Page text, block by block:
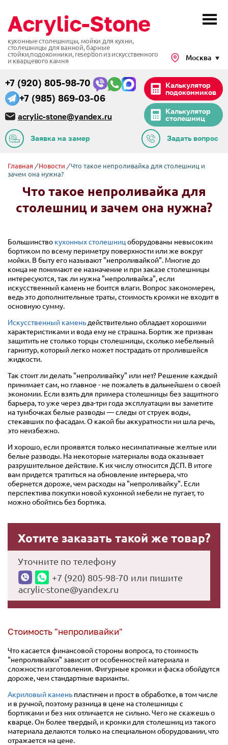
кухонные столешницы, мойки для кухни,
столешницы для ванной, барные
стойки,подоконники, reseption из искусственного
и кварцевого камня
+7 (985) 869-03-06
+7 (920) 805-98-70
acrylic-stone@yandex.ru
Калькулятор
столешниц
Калькулятор
подоконников
Москва
Задать вопрос
Заявка на замер
Главная / Новости / Что такое непроливайка для столешниц и
зачем она нужна?
Что такое непроливайка для
столешниц и зачем она нужна?
Большинство кухонных столешниц оборудованы невысоким
бортиком по всему периметру поверхности или же вокруг
мойки. В быту его называют "непроливайкой". Многие до
конца не понимают ее назначение и при заказе столешницы
интересуются, так ли нужна "непроливайка", если
искусственный камень не боится влаги. Вопрос закономерен,
ведь это дополнительные траты, стоимость кромки не входит в
основную сумму.
Искусственный камень действительно обладает хорошими
характеристиками и вода ему не страшна. Бортик же призван
защитить не столько торцы столешницы, сколько мебельный
гарнитур, который легко может пострадать от пролившейся
жидкости.
Так стоит ли делать "непроливайку" или нет? Решение каждый
принимает сам, но главное - не пожалеть в дальнейшем о своей
экономии. Если взять для примера столешницы без защитного
барьера, то уже через два-три года эксплуатации вы заметите
на тумбочках белые разводы — следы от струек воды,
стекавших по фасадам. О какой бы аккуратности ни шла речь,
это неизбежно.
И хорошо, если проявятся только несимпатичные желтые или
белые разводы. На некоторые материалы вода оказывает
разрушительное действие. К их числу относится ДСП. В итоге
вам придется тратиться на обновление интерьера, что
обернется дороже, чем расходы на "непроливайку". Если
перспектива покупки новой кухонной мебели не пугает, то
можно обойтись без бортика.
Хотите заказать такой же товар?
Уточните по телефону
+7 (920) 805-98-70 или пишите
acrylic-stone@yandex.ru
Стоимость "непроливайки"
Что касается финансовой стороны вопроса, то стоимость
"непроливайки" зависит от особенностей материала и
сложности изготовления. Фигурные кромки и фаска обойдутся
дороже, чем стандартные варианты.
Акриловый камень пластичен и прост в обработке, в том числе
и в ручной, поэтому разница в цене на столешницы с
бортиками и без них отличается не сильно. Чего не скажешь о
кварце. Он более твердый, и кромки для столешниц из такого
материала делаются только на специальном оборудовании, что
отражается на цене.